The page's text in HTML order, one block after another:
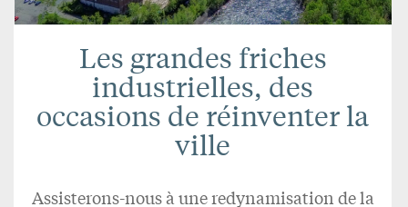
Les grandes friches
industrielles, des
occasions de réinventer la
ville
Assisterons-nous à une redynamisation de la